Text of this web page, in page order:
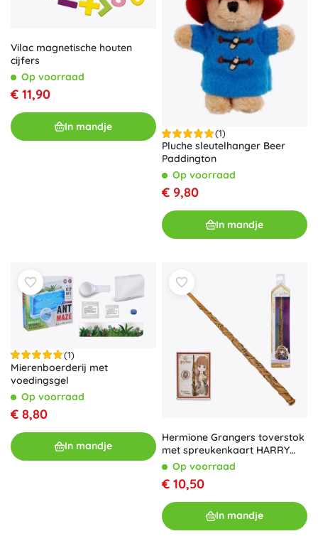
Vilac magnetische houten
cijfers
Op voorraad
€ 11,90
In mandje
(1)
Pluche sleutelhanger Beer
Paddington
Op voorraad
€ 9,80
In mandje
(1)
Mierenboerderij met
voedingsgel
Op voorraad
€ 8,80
In mandje
Hermione Grangers toverstok
met spreukenkaart HARRY
POTTER
Op voorraad
€ 10,50
In mandje